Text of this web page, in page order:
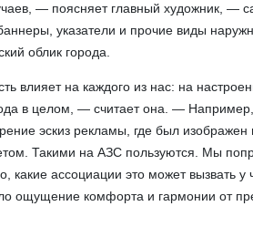
— поясняет главный художник, —
указатели и прочие виды
облик города.
влияет на каждого из нас: на
в целом, — считает она. —
эскиз рекламы, где был
Такими на АЗС пользуются. Мы
какие ассоциации это может вызвать
ощущение комфорта и гармонии от